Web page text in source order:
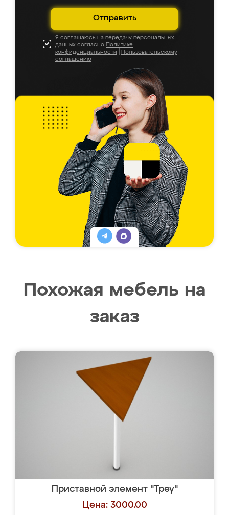
Отправить
Я соглашаюсь на передачу персональных
данных согласно Политике
конфиденциальности
Пользовательскому
соглашению
Похожая мебель на
заказ
Приставной элемент "Треу"
Цена: 3000.00